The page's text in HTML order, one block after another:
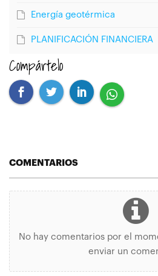
Energía geotérmica
PLANIFICACIÓN FINANCIERA
Compártelo
COMENTARIOS
No hay comentarios por el
enviar un